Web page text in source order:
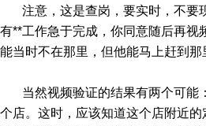
注意，这是查岗，要实时，不要
有**工作急于完成，你同意随后再视
能当时不在那里，但他能马上赶到那
当然视频验证的结果有两个可能
个店。这时，应该知道这个店附近